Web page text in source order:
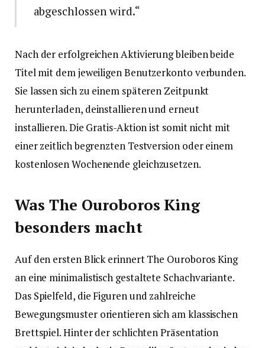
abgeschlossen wird.“
Nach der erfolgreichen Aktivierung bleiben beide
Titel mit dem jeweiligen Benutzerkonto verbunden.
Sie lassen sich zu einem späteren Zeitpunkt
herunterladen, deinstallieren und erneut
installieren. Die Gratis-Aktion ist somit nicht mit
einer zeitlich begrenzten Testversion oder einem
kostenlosen Wochenende gleichzusetzen.
Was The Ouroboros King
besonders macht
Auf den ersten Blick erinnert The Ouroboros King
an eine minimalistisch gestaltete Schachvariante.
Das Spielfeld, die Figuren und zahlreiche
Bewegungsmuster orientieren sich am klassischen
Brettspiel. Hinter der schlichten Präsentation